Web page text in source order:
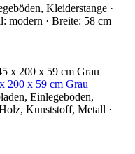
Kleiderstange ·
modern · Breite: 58 cm
200 x 59 cm Grau
Einlegeböden,
Kunststoff, Metall ·